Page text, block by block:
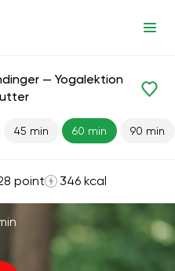
Energi
— Yogalektion
45 min 60 min 90 min
point 346 kcal